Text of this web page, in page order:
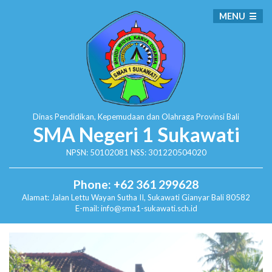
Dinas Pendidikan, Kepemudaan dan Olahraga Provinsi Bali
SMA Negeri 1 Sukawati
NPSN: 50102081 NSS: 301220504020
Phone: +62 361 299628
Alamat: Jalan Lettu Wayan Sutha II, SukawatiGianyar Bali 80582
E-mail: info@sma1-sukawati.sch.id
MENU